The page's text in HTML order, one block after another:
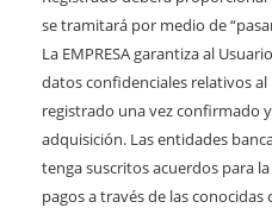
se tramitará por medio de
La EMPRESA garantiza al
datos confidenciales relativos
registrado una vez confirmado
adquisición. Las entidades
tenga suscritos acuerdos para
pagos a través de las conocidas